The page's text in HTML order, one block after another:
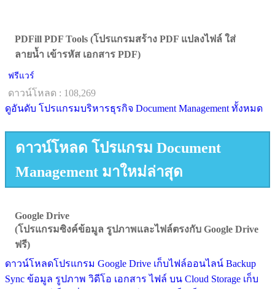
PDFill PDF Tools (โปรแกรมสร้าง PDF แปลงไฟล์ ใส่
ลายน้ำ เข้ารหัส เอกสาร PDF)
ฟรีแวร์
ดาวน์โหลด : 108,269
ดูอันดับ โปรแกรมบริหารธุรกิจ Document Management ทั้งหมด
ดาวน์โหลด โปรแกรม Document
Management มาใหม่ล่าสุด
Google Drive
(โปรแกรมซิงค์ข้อมูล รูปภาพและไฟล์ตรงกับ Google Drive
ฟรี)
ดาวน์โหลดโปรแกรม Google Drive เก็บไฟล์ออนไลน์ Backup
Sync ข้อมูล รูปภาพ วิดีโอ เอกสาร ไฟล์ บน Cloud Storage เก็บ